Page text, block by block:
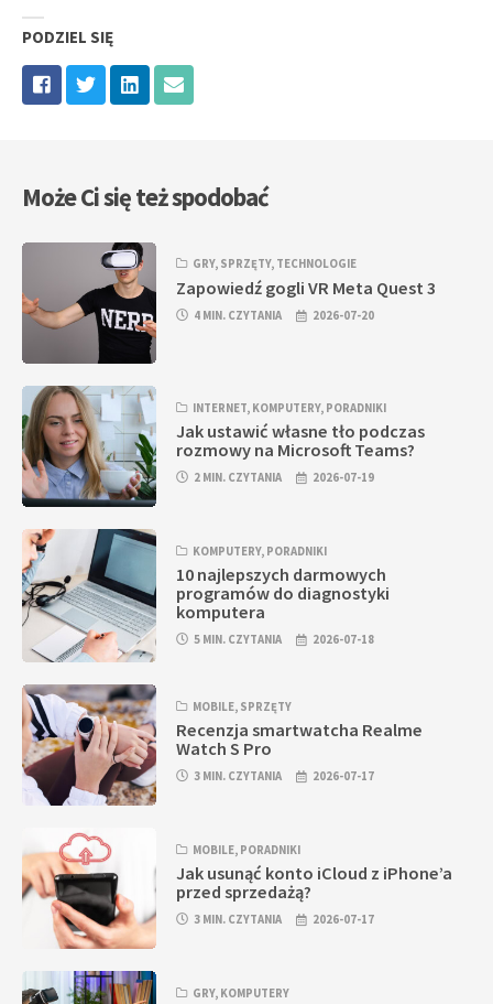
PODZIEL SIĘ
Może Ci się też spodobać
GRY, SPRZĘTY, TECHNOLOGIE
Zapowiedź gogli VR Meta Quest 3
4 MIN. CZYTANIA 2026-07-20
INTERNET, KOMPUTERY, PORADNIKI
Jak ustawić własne tło podczas
rozmowy na Microsoft Teams?
2 MIN. CZYTANIA 2026-07-19
KOMPUTERY, PORADNIKI
10 najlepszych darmowych
programów do diagnostyki
komputera
5 MIN. CZYTANIA 2026-07-18
MOBILE, SPRZĘTY
Recenzja smartwatcha Realme
Watch S Pro
3 MIN. CZYTANIA 2026-07-17
MOBILE, PORADNIKI
Jak usunąć konto iCloud z iPhone’a
przed sprzedażą?
3 MIN. CZYTANIA 2026-07-17
GRY, KOMPUTERY